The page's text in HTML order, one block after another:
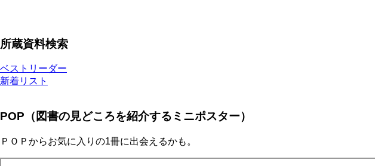
所蔵資料検索
ベストリーダー
新着リスト
POP（図書の見どころを紹介するミニポスター）
ＰＯＰからお気に入りの1冊に出会えるかも。